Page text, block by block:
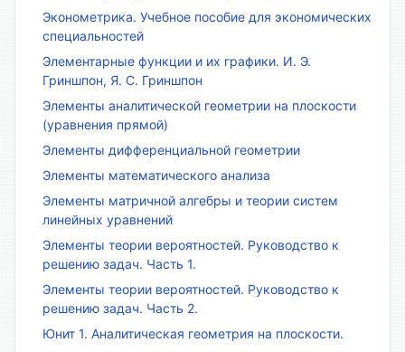
Эконометрика. Учебное пособие для экономических
специальностей
Элементарные функции и их графики. И. Э.
Гриншпон, Я. С. Гриншпон
Элементы аналитической геометрии на плоскости
(уравнения прямой)
Элементы дифференциальной геометрии
Элементы математического анализа
Элементы матричной алгебры и теории систем
линейных уравнений
Элементы теории вероятностей. Руководство к
решению задач. Часть 1.
Элементы теории вероятностей. Руководство к
решению задач. Часть 2.
Юнит 1. Аналитическая геометрия на плоскости.